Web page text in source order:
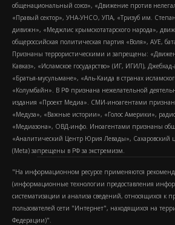
общенациональный союз», «Движение против
«Правый сектор», УНА-УНСО, УПА, «Тризуб им.
дивижн», «Меджлис крымскотатарского народа»,
общероссийская политическая партия «Воля», АУЕ,
Признаны террористическими и запрещены:
Кавказ», «Исламское государство» (ИГ, ИГИЛ),
«Братья-мусульмане», «Аль-Каида в странах
«Колумбайн». В РФ признана нежелательной
издания «Проект Медиа». СМИ-иноагентами
«Медуза», «Важные истории», «Голос Америки»,
«Медиазона», ОВД-инфо. Иноагентами признаны
«Аналитический Центр Юрия Левады», Сахаровский
(Metа) запрещены в РФ за экстремизм.
"На информационном ресурсе применяются
(информационные технологии предоставления
систематизации и анализа сведений, относящихся к
пользователей сети "Интернет", находящихся на
Федерации)".